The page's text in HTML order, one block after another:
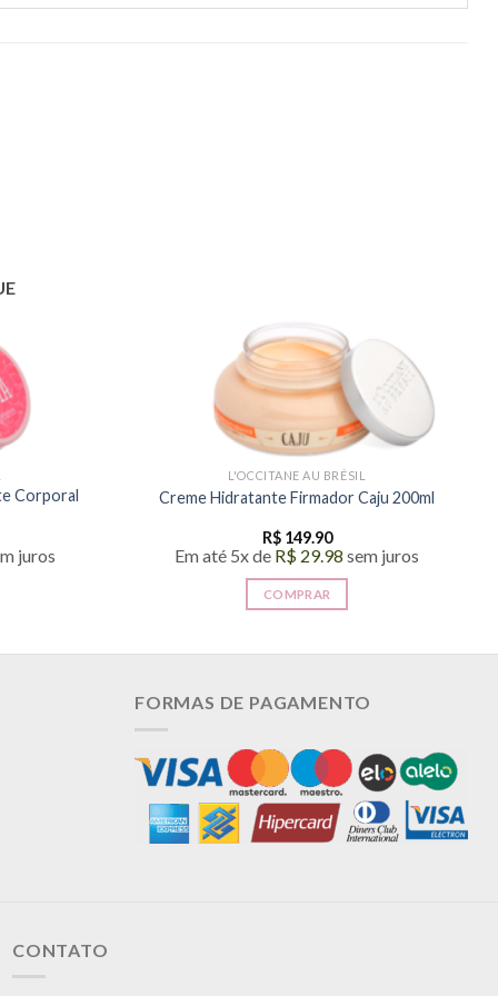
Corporal
juros
L'OCCITANE AU BRÉSIL
Creme Hidratante Firmador Caju 200ml
R$149.90
Em até 5x de R$ 29.98 sem juros
COMPRAR
FORMAS DE PAGAMENTO
CONTATO